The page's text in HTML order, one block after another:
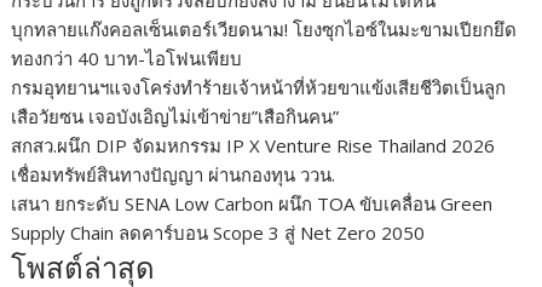
บุกทลายแก๊งคอลเซ็นเตอร์เวียดนาม! โยงซุกไอซ์ในมะขามเปียกยึด
ทองกว่า 40 บาท-ไอโฟนเพียบ
กรมอุทยานฯแจงโคร่งทำร้ายเจ้าหน้าที่ห้วยขาแข้งเสียชีวิตเป็นลูก
เสือวัยซน เจอบังเอิญไม่เข้าข่าย”เสือกินคน”
สกสว.ผนึก DIP จัดมหกรรม IP X Venture Rise Thailand 2026
เชื่อมทรัพย์สินทางปัญญา ผ่านกองทุน ววน.
เสนา ยกระดับ SENA Low Carbon ผนึก TOA ขับเคลื่อน Green
Supply Chain ลดคาร์บอน Scope 3 สู่ Net Zero 2050
โพสต์ล่าสุด